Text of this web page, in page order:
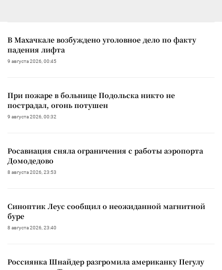
В Махачкале возбуждено уголовное дело по факту
падения лифта
9 августа 2026, 00:45
При пожаре в больнице Подольска никто не
пострадал, огонь потушен
9 августа 2026, 00:32
Росавиация сняла ограничения с работы аэропорта
Домодедово
8 августа 2026, 23:53
Синоптик Леус сообщил о неожиданной магнитной
буре
8 августа 2026, 23:40
Россиянка Шнайдер разгромила американку Пегулу